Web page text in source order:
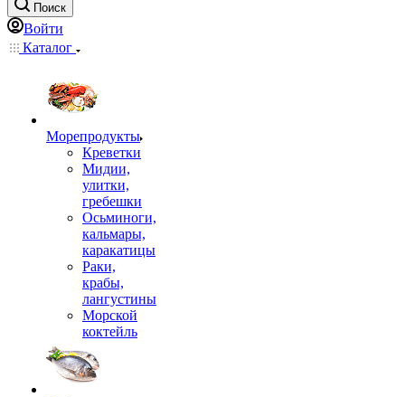
Поиск
Войти
Каталог
Морепродукты
Креветки
Мидии,
улитки,
гребешки
Осьминоги,
кальмары,
каракатицы
Раки,
крабы,
лангустины
Морской
коктейль